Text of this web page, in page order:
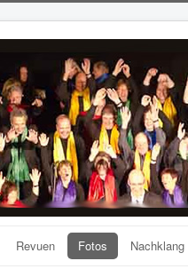
Revuen Fotos Nachklang